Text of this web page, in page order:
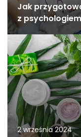
Jak
z
2 września 2024